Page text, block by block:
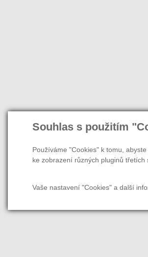
Souhlas s použitím
Používáme "Cookies" k tomu,
ke zobrazení různých pluginů
Vaše nastavení "Cookies" a další